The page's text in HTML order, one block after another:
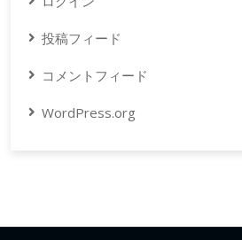
投稿フィード
コメントフィード
WordPress.org